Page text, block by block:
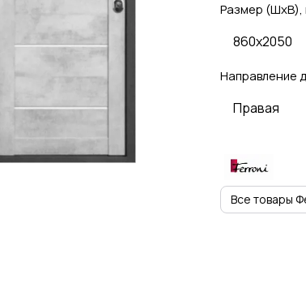
Размер (ШхВ),
860x2050
Направление
Правая
Все товары